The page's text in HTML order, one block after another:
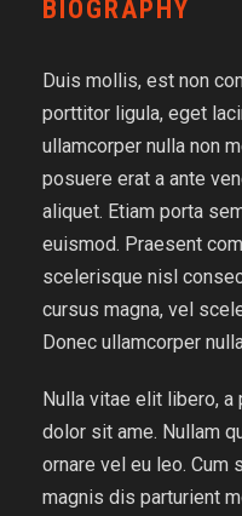
BIOGRAPHY
Duis mollis, est non
porttitor ligula, eget
ullamcorper nulla non
posuere erat a ante
aliquet. Etiam porta
euismod. Praesent
scelerisque nisl
cursus magna, vel
Donec ullamcorper
Nulla vitae elit libero, a
dolor sit ame. Nullam
ornare vel eu leo. Cum
magnis dis parturient